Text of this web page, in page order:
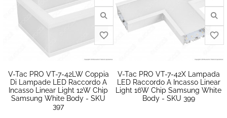
V-Tac PRO VT-7-42LW Coppia
Di Lampade LED Raccordo A
Incasso Linear Light 12W Chip
Samsung White Body - SKU
397
V-Tac PRO VT-7-42X Lampada
LED Raccordo A Incasso Linear
Light 16W Chip Samsung White
Body - SKU 399